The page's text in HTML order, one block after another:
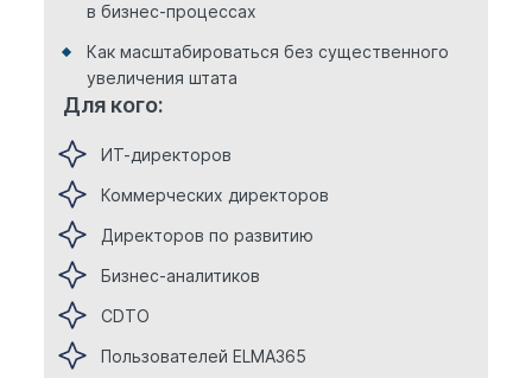
в бизнес-процессах
Как масштабироваться без существенного
увеличения штата
Для кого:
ИТ-директоров
Коммерческих директоров
Директоров по развитию
Бизнес-аналитиков
CDTO
Пользователей ELMA365